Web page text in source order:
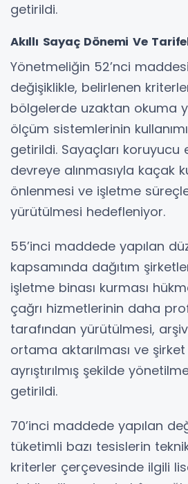
getirildi.
Akıllı Sayaç Dönemi Ve
Yönetmeliğin 52’nci
değişiklikle, belirlenen
bölgelerde uzaktan okuma
ölçüm sistemlerinin
getirildi. Sayaçları koruyucu
devreye alınmasıyla kaçak
önlenmesi ve işletme
yürütülmesi hedefleniyor.
55’inci maddede yapılan
kapsamında dağıtım
işletme binası kurması
çağrı hizmetlerinin daha
tarafından yürütülmesi,
ortama aktarılması ve
ayrıştırılmış şekilde
getirildi.
70’inci maddede yapılan
tüketimli bazı tesislerin
kriterler çerçevesinde ilgili